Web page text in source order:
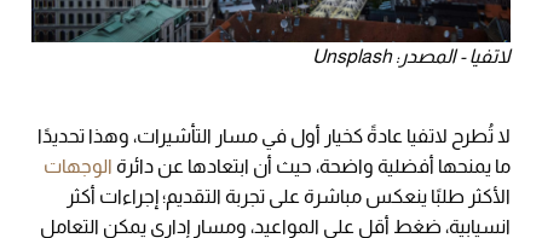
لاتفيا - المصدر: Unsplash
لا تُطرح لاتفيا عادةً كخيار أول في مسار التأشيرات، وهذا تحديدًا
ما يمنحها أفضلية واضحة، حيث أن ابتعادها عن دائرة الوجهات
الأكثر طلبًا ينعكس مباشرة على تجربة التقديم؛ إجراءات أكثر
انسيابية، ضغط أقل على المواعيد، ومسار إداري يمكن التعامل